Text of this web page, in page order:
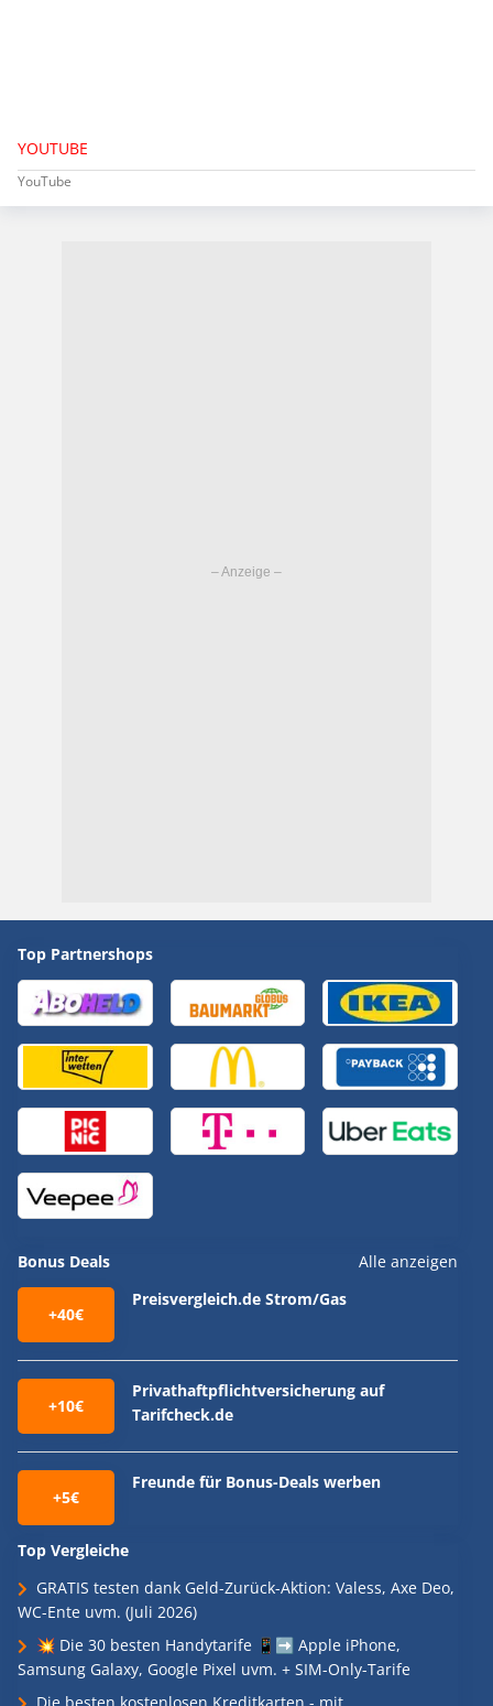
YOUTUBE
YouTube
Top Partnershops
Bonus Deals Alle anzeigen
+40€
Preisvergleich.de Strom/Gas
+10€
Privathaftpflichtversicherung auf
Tarifcheck.de
+5€
Freunde für Bonus-Deals werben
Top Vergleiche
GRATIS testen dank Geld-Zurück-Aktion: Valess, Axe Deo,
WC-Ente uvm. (Juli 2026)
💥 Die 30 besten Handytarife 📱➡️ Apple iPhone,
Samsung Galaxy, Google Pixel uvm. + SIM-Only-Tarife